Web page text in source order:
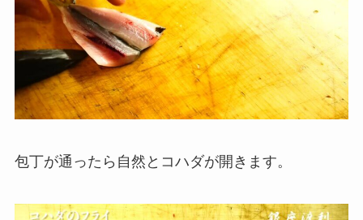
包丁が通ったら自然とコハダが開きます。